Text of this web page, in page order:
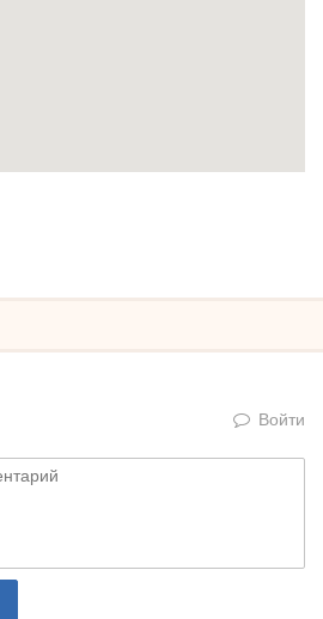
Войти